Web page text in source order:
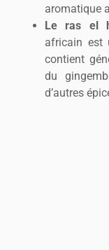
aromatique
Le ras el
africain est
contient
du
d’autres